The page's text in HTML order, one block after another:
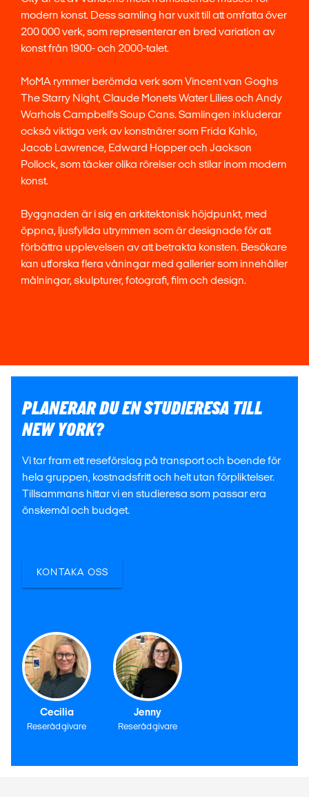
modern konst. Dess samling har vuxit till att omfatta över
200 000 verk, som representerar en bred variation av
konst från 1900- och 2000-talet.
MoMA rymmer berömda verk som Vincent van Goghs
The Starry Night, Claude Monets Water Lilies och Andy
Warhols Campbell’s Soup Cans. Samlingen inkluderar
också viktiga verk av konstnärer som Frida Kahlo,
Jacob Lawrence, Edward Hopper och Jackson
Pollock, som täcker olika rörelser och stilar inom modern
konst.
Byggnaden är i sig en arkitektonisk höjdpunkt, med
öppna, ljusfyllda utrymmen som är designade för att
förbättra upplevelsen av att betrakta konsten. Besökare
kan utforska flera våningar med gallerier som innehåller
målningar, skulpturer, fotografi, film och design.
PLANERAR DU EN STUDIERESA TILL
NEW YORK?
Vi tar fram ett reseförslag på transport och boende för
hela gruppen, kostnadsfritt och helt utan förpliktelser.
Tillsammans hittar vi en studieresa som passar era
önskemål och budget.
KONTAKA OSS
Cecilia
Reserådgivare
Jenny
Reserådgivare